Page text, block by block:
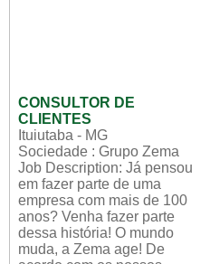
CONSULTOR DE
CLIENTES
Ituiutaba - MG
Sociedade : Grupo Zema
Job Description: Já pensou
em fazer parte de uma
empresa com mais de 100
anos? Venha fazer parte
dessa história! O mundo
muda, a Zema age! De